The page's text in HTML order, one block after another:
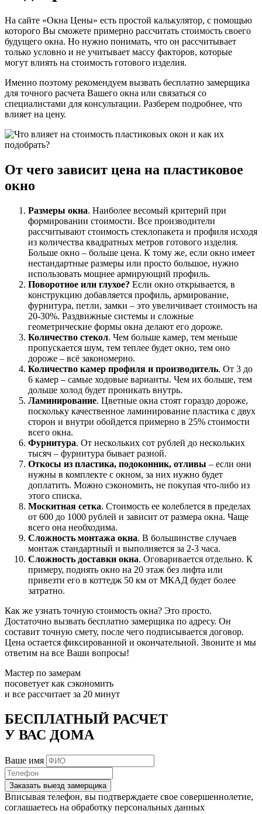
На сайте «Окна Цены» есть простой калькулятор, с помощью
которого Вы сможете примерно рассчитать стоимость своего
будущего окна. Но нужно понимать, что он рассчитывает
только условно и не учитывает массу факторов, которые
могут влиять на стоимость готового изделия.
Именно поэтому рекомендуем вызвать бесплатно замерщика
для точного расчета Вашего окна или связаться со
специалистами для консультации. Разберем подробнее, что
влияет на цену.
От чего зависит цена на пластиковое
окно
Размеры окна. Наиболее весомый критерий при
формировании стоимости. Все производители
рассчитывают стоимость стеклопакета и профиля исходя
из количества квадратных метров готового изделия.
Больше окно – больше цена. К тому же, если окно имеет
нестандартные размеры или просто большое, нужно
использовать мощнее армирующий профиль.
Поворотное или глухое? Если окно открывается, в
конструкцию добавляется профиль, армирование,
фурнитура, петли, замки – это увеличивает стоимость на
20-30%. Раздвижные системы и сложные
геометрические формы окна делают его дороже.
Количество стекол. Чем больше камер, тем меньше
пропускается шум, тем теплее будет окно, тем оно
дороже – всё закономерно.
Количество камер профиля и производитель. От 3 до
6 камер – самые ходовые варианты. Чем их больше, тем
дольше холод будет проникать внутрь.
Ламинирование. Цветные окна стоят гораздо дороже,
поскольку качественное ламинирование пластика с двух
сторон и внутри обойдется примерно в 25% стоимости
всего окна.
Фурнитура. От нескольких сот рублей до нескольких
тысяч – фурнитура бывает разной.
Откосы из пластика, подоконник, отливы – если они
нужны в комплекте с окном, за них нужно будет
доплатить. Можно сэкономить, не покупая что-либо из
этого списка.
Москитная сетка. Стоимость ее колеблется в пределах
от 600 до 1000 рублей и зависит от размера окна. Чаще
всего она необходима.
Сложность монтажа окна. В большинстве случаев
монтаж стандартный и выполняется за 2-3 часа.
Сложность доставки окна. Оговаривается отдельно. К
примеру, поднять окно на 20 этаж без лифта или
привезти его в коттедж 50 км от МКАД будет более
затратно.
Как же узнать точную стоимость окна? Это просто.
Достаточно вызвать бесплатно замерщика по адресу. Он
составит точную смету, после чего подписывается договор.
Цена остается фиксированной и окончательной. Звоните и мы
ответим на все Ваши вопросы!
Мастер по замерам
посоветует как сэкономить
и все рассчитает за 20 минут
БЕСПЛАТНЫЙ РАСЧЕТ
У ВАС ДОМА
Ваше имя
Заказать выезд замерщика
Вписывая телефон, вы подтверждаете свое совершеннолетие,
соглашаетесь на обработку персональных данных